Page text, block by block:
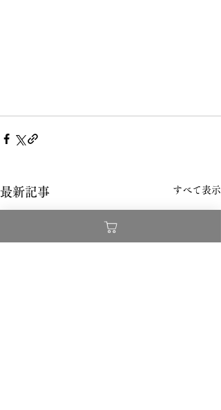
最新記事 すべて表示